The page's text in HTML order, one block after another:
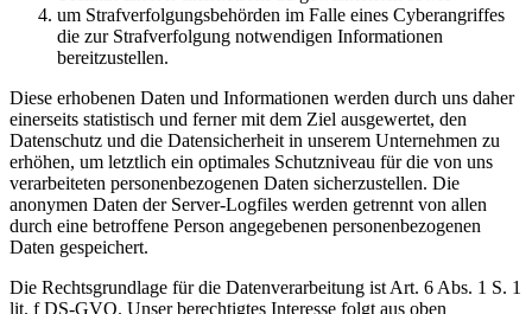
um Strafverfolgungsbehörden im Falle eines Cyberangriffes
die zur Strafverfolgung notwendigen Informationen
bereitzustellen.
Diese erhobenen Daten und Informationen werden durch uns daher
einerseits statistisch und ferner mit dem Ziel ausgewertet, den
Datenschutz und die Datensicherheit in unserem Unternehmen zu
erhöhen, um letztlich ein optimales Schutzniveau für die von uns
verarbeiteten personenbezogenen Daten sicherzustellen. Die
anonymen Daten der Server-Logfiles werden getrennt von allen
durch eine betroffene Person angegebenen personenbezogenen
Daten gespeichert.
Die Rechtsgrundlage für die Datenverarbeitung ist Art. 6 Abs. 1 S. 1
lit. f DS-GVO. Unser berechtigtes Interesse folgt aus oben